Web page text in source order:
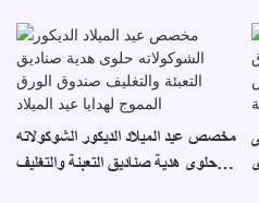
مخصص عيد الميلاد الديكور الشوكولاته
حلوى هدية صناديق التعبئة والتغليف